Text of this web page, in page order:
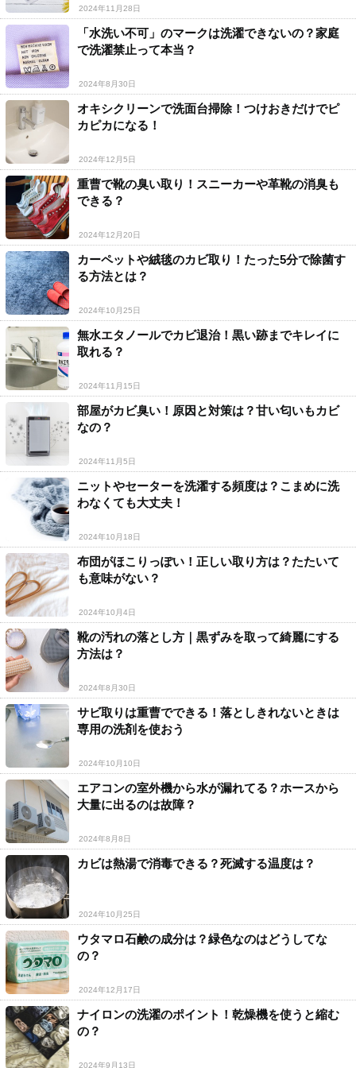
2024年11月28日
「水洗い不可」のマークは洗濯できないの？家庭
で洗濯禁止って本当？
2024年8月30日
オキシクリーンで洗面台掃除！つけおきだけでピ
カピカになる！
2024年12月5日
重曹で靴の臭い取り！スニーカーや革靴の消臭も
できる？
2024年12月20日
カーペットや絨毯のカビ取り！たった5分で除菌す
る方法とは？
2024年10月25日
無水エタノールでカビ退治！黒い跡までキレイに
取れる？
2024年11月15日
部屋がカビ臭い！原因と対策は？甘い匂いもカビ
なの？
2024年11月5日
ニットやセーターを洗濯する頻度は？こまめに洗
わなくても大丈夫！
2024年10月18日
布団がほこりっぽい！正しい取り方は？たたいて
も意味がない？
2024年10月4日
靴の汚れの落とし方｜黒ずみを取って綺麗にする
方法は？
2024年8月30日
サビ取りは重曹でできる！落としきれないときは
専用の洗剤を使おう
2024年10月10日
エアコンの室外機から水が漏れてる？ホースから
大量に出るのは故障？
2024年8月8日
カビは熱湯で消毒できる？死滅する温度は？
2024年10月25日
ウタマロ石鹸の成分は？緑色なのはどうしてな
の？
2024年12月17日
ナイロンの洗濯のポイント！乾燥機を使うと縮む
の？
2024年9月13日